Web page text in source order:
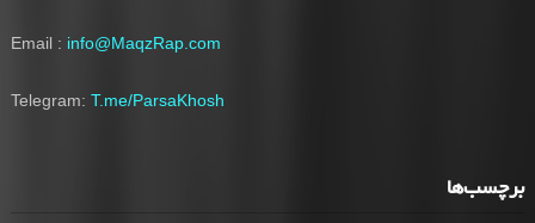
Email : info@MaqzRap.com
Telegram: T.me/ParsaKhosh
برچسب‌ها